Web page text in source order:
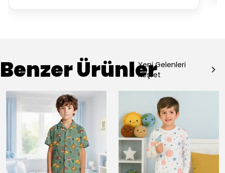
Benzer ÜrünlerYeni Gelenleri
Keşfet